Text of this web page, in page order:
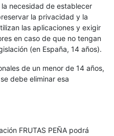
la necesidad de establecer
la privacidad y la
las aplicaciones y exigir
en caso de que no tengan
(en España, 14 años).
de un menor de 14 años,
debe eliminar esa
FRUTAS PEÑA podrá